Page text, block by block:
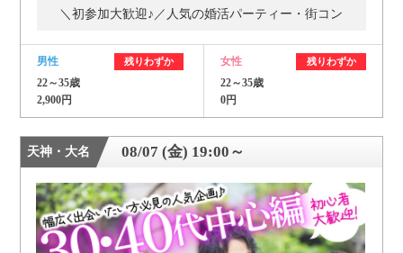
＼初参加大歓迎♪／人気の婚活パーティー・街コン
男性 残りわずか
22～35歳
2,900円
女性 残りわずか
22～35歳
0円
天神・大名 08/07 (金) 19:00～